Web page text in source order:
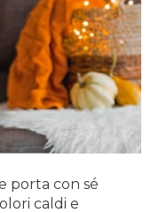
porta con sé
caldi e